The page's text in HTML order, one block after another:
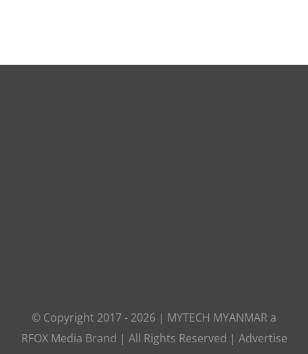
© Copyright 2017 - 2026 | MYTECH MYANMAR a
RFOX Media Brand | All Rights Reserved | Advertise